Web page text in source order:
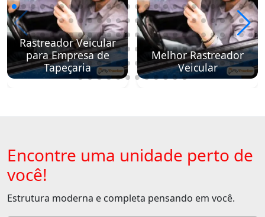
Rastreador Veicular
para Empresa de
Tapeçaria
Melhor Rastreador
Veicular
Encontre uma unidade perto de
você!
Estrutura moderna e completa pensando em você.